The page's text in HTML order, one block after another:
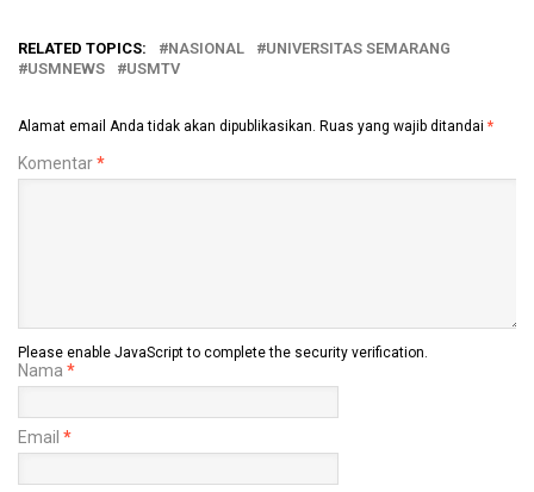
RELATED TOPICS: NASIONAL
UNIVERSITAS SEMARANG
USMNEWS
USMTV
Alamat email Anda tidak akan dipublikasikan. Ruas yang wajib ditandai *
Komentar*
Please enable JavaScript to complete the security verification.
Nama *
Email *